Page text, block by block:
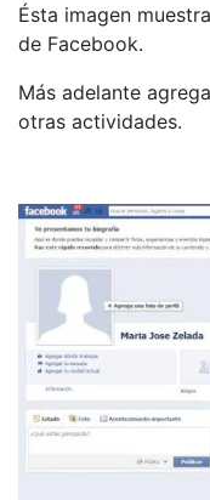
Ésta imagen
de Facebook.
Más adelante
otras actividades.